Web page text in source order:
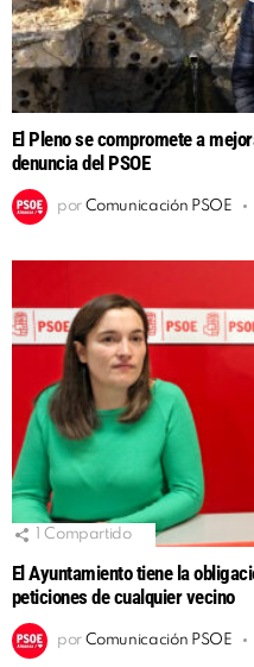
El Pleno se compromete a
denuncia del PSOE
por Comunicación PSOE
Compartido
El Ayuntamiento tiene la
peticiones de cualquier vecino
por Comunicación PSOE